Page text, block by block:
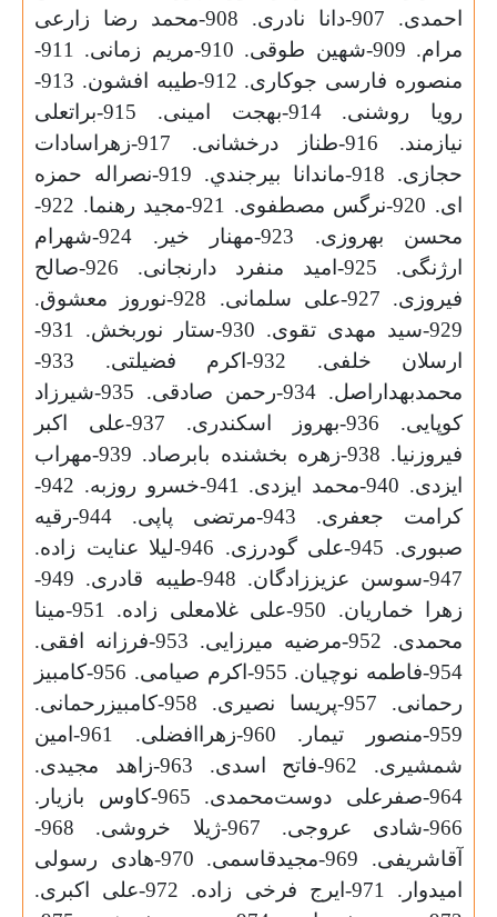
احمدی. 907-دانا نادری. 908-محمد رضا زارعی
مرام. 909-شهین طوقی. 910-مریم زمانی. 911-
منصوره فارسی جوکاری. 912-طیبه افشون. 913-
رویا روشنی. 914-بهجت امینی. 915-براتعلی
نیازمند. 916-طناز درخشانی. 917-زهراسادات
حجازی. 918-ماندانا بيرجندي. 919-نصراله حمزه
ای. 920-نرگس مصطفوی. 921-مجید رهنما. 922-
محسن بهروزی. 923-مهنار خیر. 924-شهرام
ارژنگی. 925-امید منفرد دارنجانی. 926-صالح
فیروزی. 927-علی سلمانی. 928-نوروز معشوق.
929-سید مهدی تقوی. 930-ستار نوربخش. 931-
ارسلان خلفی. 932-اکرم فضیلتی. 933-
محمدبهداراصل. 934-رحمن صادقی. 935-شیرزاد
کوپایی. 936-بهروز اسکندری. 937-علی اکبر
فیروزنیا. 938-زهره بخشنده بابرصاد. 939-مهراب
ایزدی. 940-محمد ایزدی. 941-خسرو روزبه. 942-
کرامت جعفری. 943-مرتضی پاپی. 944-رقیه
صبوری. 945-علی گودرزی. 946-لیلا عنایت زاده.
947-سوسن عزیززادگان. 948-طیبه قادری. 949-
زهرا خماریان. 950-علی غلامعلی زاده. 951-مینا
محمدی. 952-مرضیه میرزایی. 953-فرزانه افقی.
954-فاطمه نوچیان. 955-اکرم صیامی. 956-کامبیز
رحمانی. 957-پریسا نصیری. 958-کامبیزرحمانی.
959-منصور تیمار. 960-زهراافضلی. 961-امین
شمشیری. 962-فاتح اسدی. 963-زاهد مجیدی.
964-صفرعلی دوست‌محمدی. 965-کاوس بازیار.
966-شادی عروجی. 967-ژیلا خروشی. 968-
آقاشریفی. 969-مجیدقاسمی. 970-هادی رسولی
امیدوار. 971-ایرج فرخی زاده. 972-علی اکبری.